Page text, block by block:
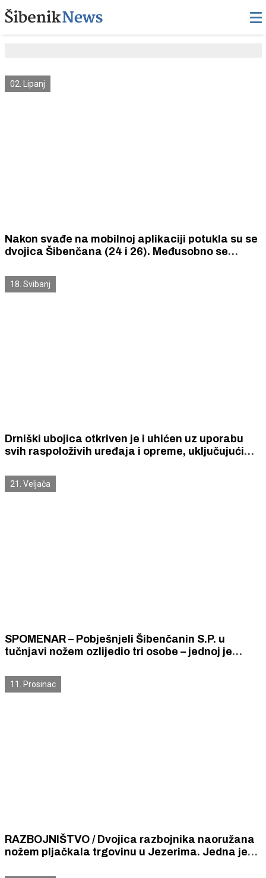
02. Lipanj
Nakon svađe na mobilnoj aplikaciji potukla su se
dvojica Šibenčana (24 i 26). Međusobno se
šakama, bocama i pepeljarom.
18. Svibanj
Drniški ubojica otkriven je i uhićen uz uporabu
svih raspoloživih uređaja i opreme, uključujući
vatrenim oružjem i nožem.
21. Veljača
SPOMENAR – Pobješnjeli Šibenčanin S.P. u
tučnjavi nožem ozlijedio tri osobe – jednoj je
jedan prst na lijevoj ruci. Pravdao se da ga je
smantala južina.
11. Prosinac
RAZBOJNIŠTVO / Dvojica razbojnika naoružana
nožem pljačkala trgovinu u Jezerima. Jedna je